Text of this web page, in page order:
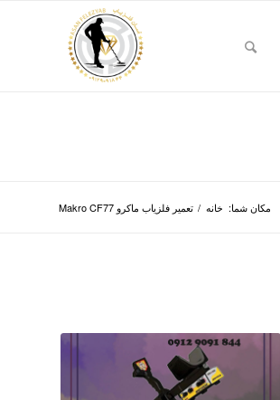
مکان شما: خانه / تعمیر فلزیاب ماکرو Makro CF77